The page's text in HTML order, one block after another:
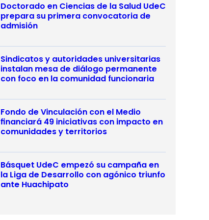
Doctorado en Ciencias de la Salud UdeC
prepara su primera convocatoria de
admisión
Sindicatos y autoridades universitarias
instalan mesa de diálogo permanente
con foco en la comunidad funcionaria
Fondo de Vinculación con el Medio
financiará 49 iniciativas con impacto en
comunidades y territorios
Básquet UdeC empezó su campaña en
la Liga de Desarrollo con agónico triunfo
ante Huachipato